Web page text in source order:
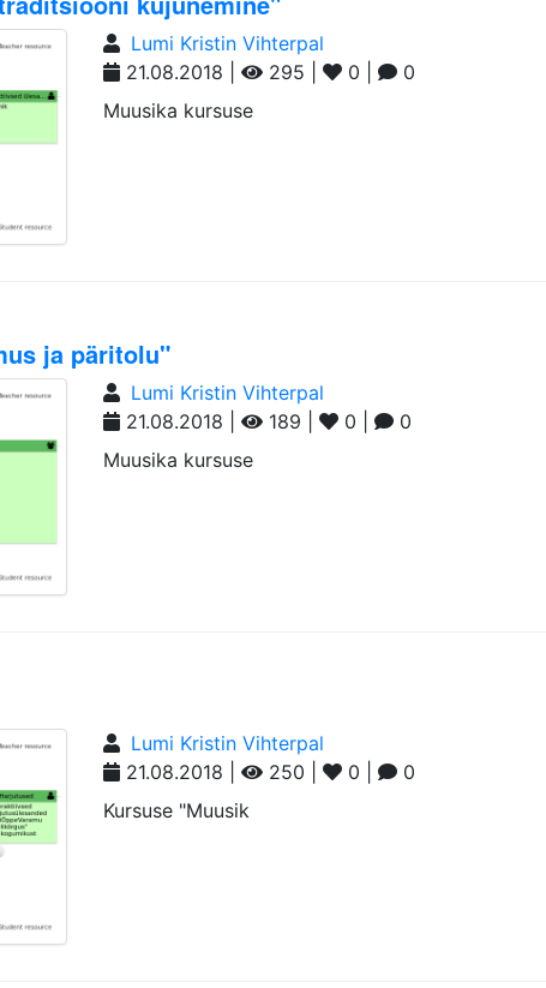
Lumi Kristin Vihterpal
21.08.2018 |
295 | 0 |
0
Muusika kursuse
ja päritolu"
Lumi Kristin Vihterpal
21.08.2018 |
189 | 0 |
0
Muusika kursuse
Lumi Kristin Vihterpal
21.08.2018 |
250 | 0 |
0
Kursuse "Muusik